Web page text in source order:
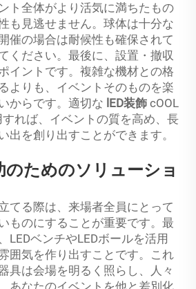
ト全体がより活気に満ちたもの
も見逃せません。球体は十分な
催の場合は耐候性も確保されて
ください。最後に、設置・撤収
イントです。複雑な機材との格
よりも、イベントそのものを楽
からです。適切な lED装飾 cOOL
れば、イベントの質を高め、長
出を創り出すことができます。
のためのソリューショ
てる際は、来場者全員にとって
ものにすることが重要です。最
LEDベンチやLEDボールを活用
囲気を作り出すことです。これ
具は会場を明るく照らし、人々
あなたのイベントを他と差別化